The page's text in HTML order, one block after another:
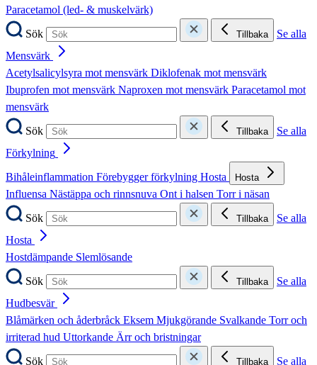
Paracetamol (led- & muskelvärk)
Sök
Tillbaka
Se alla
Mensvärk
Acetylsalicylsyra mot mensvärk Diklofenak mot mensvärk
Ibuprofen mot mensvärk Naproxen mot mensvärk Paracetamol mot
mensvärk
Sök
Tillbaka
Se alla
Förkylning
Bihåleinflammation Förebygger förkylning Hosta Hosta
Influensa Nästäppa och rinnsnuva Ont i halsen Torr i näsan
Sök
Tillbaka
Se alla
Hosta
Hostdämpande Slemlösande
Sök
Tillbaka
Se alla
Hudbesvär
Blåmärken och åderbråck Eksem Mjukgörande Svalkande Torr och
irriterad hud Uttorkande Ärr och bristningar
Sök
Tillbaka
Se alla